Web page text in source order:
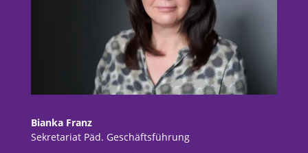
Bianka Franz
Sekretariat Päd. Geschäftsführung